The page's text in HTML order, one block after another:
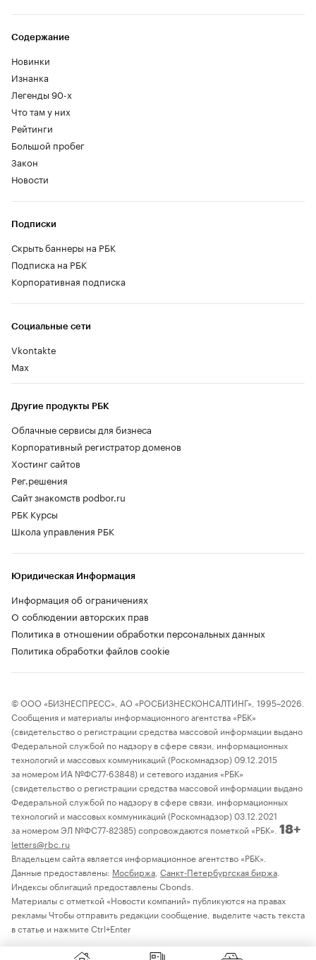
Содержание
Новинки
Изнанка
Легенды 90-х
Что там у них
Рейтинги
Большой пробег
Закон
Новости
Социальные сети
Vkontakte
Max
Другие продукты РБК
Облачные сервисы для бизнеса
Корпоративный регистратор доменов
Хостинг сайтов
Рег.решения
Сайт знакомств podbor.ru
РБК Курсы
Школа управления РБК
Подписки
Скрыть баннеры на РБК
Подписка на РБК
Корпоративная подписка
Юридическая Информация
Информация об ограничениях
О соблюдении авторских прав
Политика в отношении обработки персональных данных
Политика обработки файлов cookie
© ООО «БИЗНЕСПРЕСС», АО «РОСБИЗНЕСКОНСАЛТИНГ», 1995–2026.
Сообщения и материалы информационного агентства «РБК»
(свидетельство о регистрации средства массовой информации выдано
Федеральной службой по надзору в сфере связи, информационных
технологий и массовых коммуникаций (Роскомнадзор) 09.12.2015
за номером ИА №ФС77-63848) и сетевого издания «РБК»
(свидетельство о регистрации средства массовой информации выдано
Федеральной службой по надзору в сфере связи, информационных
технологий и массовых коммуникаций (Роскомнадзор) 03.12.2021
за номером ЭЛ №ФС77-82385) сопровождаются пометкой «РБК». 18+
letters@rbc.ru
Владельцем сайта является информационное агентство «РБК».
Данные предоставлены: Мосбиржа Санкт-Петербургская биржа
Индексы облигаций предоставлены Cbonds.
Материалы с отметкой «Новости компаний» публикуются на правах
рекламы Чтобы отправить редакции сообщение, выделите часть текста
в статье и нажмите Ctrl+Enter